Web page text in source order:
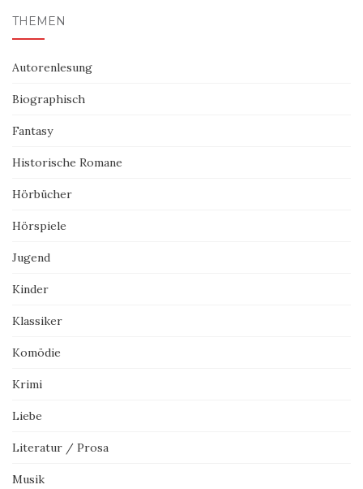
THEMEN
Autorenlesung
Biographisch
Fantasy
Historische Romane
Hörbücher
Hörspiele
Jugend
Kinder
Klassiker
Komödie
Krimi
Liebe
Literatur / Prosa
Musik